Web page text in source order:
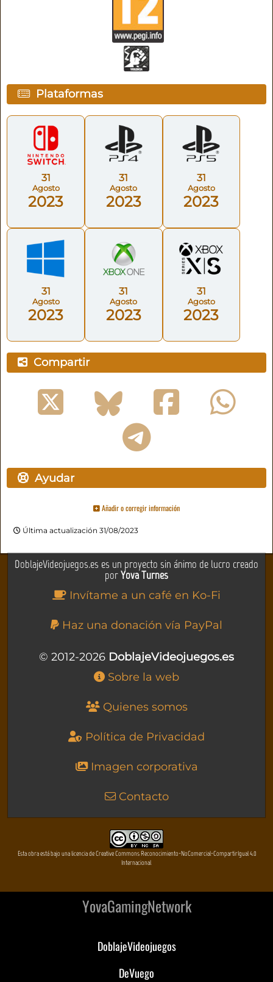
Plataformas
31
Agosto
2023
31
Agosto
2023
31
Agosto
2023
31
Agosto
2023
31
Agosto
2023
31
Agosto
2023
Compartir
Ayudar
Añadir o corregir información
Última actualización 31/08/2023
DoblajeVideojuegos.es es un proyecto sin ánimo de lucro creado
porYova Turnes
Invítame a un café en Ko-Fi
Haz una donación vía PayPal
© 2012-2026 DoblajeVideojuegos.es
Sobre la web
Quienes somos
Política de Privacidad
Imagen corporativa
Contacto
Esta obra está bajo una licencia de Creative Commons Reconocimiento-NoComercial-CompartirIgual 4.0
Internacional
YovaGamingNetwork
DoblajeVideojuegos
DeVuego